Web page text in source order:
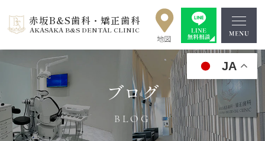
赤坂B&S歯科・矯正歯科
AKASAKA B&S DENTAL CLINIC
JA
ブログ
BLOG